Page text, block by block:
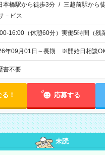
本橋駅から徒歩3分 / 三越前駅から
－ビス
16:00（休憩60分）実働5時間（残
年09月01日～長期 ※開始日相談
書不要
！ 応募する
未読